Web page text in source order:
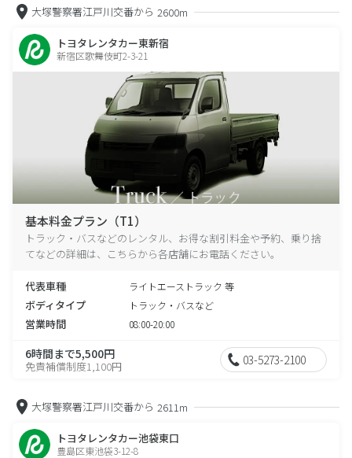
大塚警察署江戸川交番から 2600m
トヨタレンタカー東新宿
新宿区歌舞伎町2-3-21
基本料金プラン（T1）
トラック・バスなどのレンタル、お得な割引料金や予約、乗り捨
てなどの詳細は、こちらから各店舗にお電話ください。
代表車種 ライトエーストラック 等
ボディタイプ トラック・バスなど
営業時間 08:00-20:00
6時間まで5,500円
免責補償制度1,100円 03-5273-2100
大塚警察署江戸川交番から 2611m
トヨタレンタカー池袋東口
豊島区東池袋3-12-8